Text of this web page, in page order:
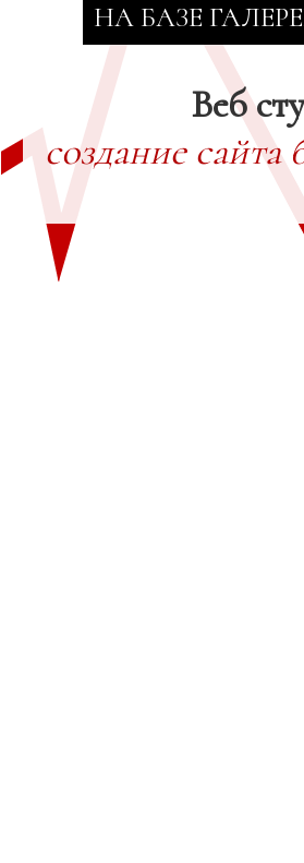
НА БАЗЕ
Веб
создание сайта